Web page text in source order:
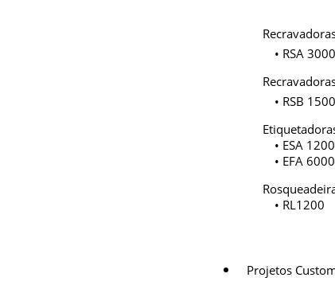
• RSA
• RSB 1500
• ESA 1200
• EFA
• RL1200
Projetos